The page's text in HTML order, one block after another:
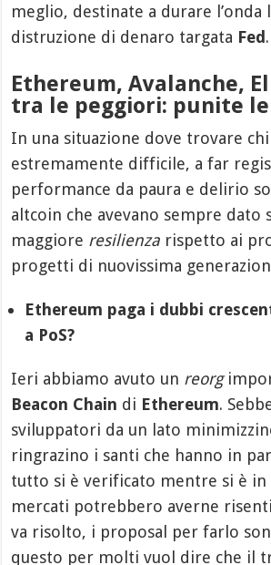
meglio, destinate a durare l’onda
distruzione di denaro targata Fed .
Ethereum, Avalanche,
tra le peggiori: punite le
In una situazione dove trovare
estremamente difficile, a far
performance da paura e delirio
altcoin che avevano sempre dato
maggiore resilienza rispetto ai
progetti di nuovissima
Ethereum paga i dubbi
a PoS?
Ieri abbiamo avuto un reorg
Beacon Chain di Ethereum.
sviluppatori da un lato
ringrazino i santi che hanno in
tutto si è verificato mentre si è in
mercati potrebbero averne
va risolto, i proposal per farlo
questo per molti vuol dire che il